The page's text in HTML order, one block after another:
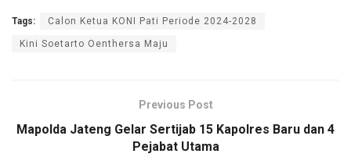
ce
b
k
tt
er
ail at
s
p
p
py
Li
k
ar
Tags: Calon Ketua KONI Pati Periode 2024-2028
Kini Soetarto Oenthersa Maju
Previous Post
Mapolda Jateng Gelar Sertijab 15 Kapolres Baru dan 4
Pejabat Utama